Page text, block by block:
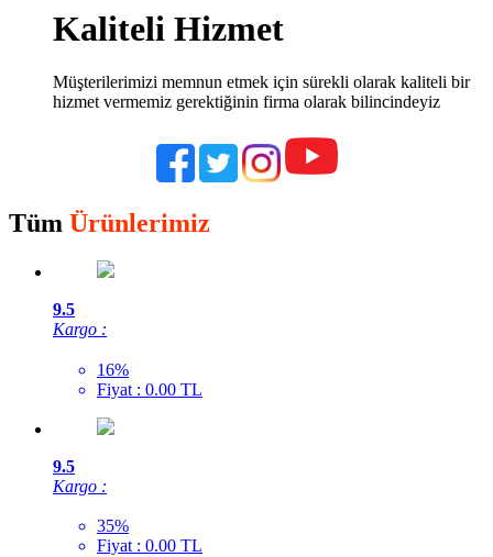
Kaliteli Hizmet
Müşterilerimizi memnun etmek için sürekli olarak kaliteli bir
hizmet vermemiz gerektiğinin firma olarak bilincindeyiz
Tüm Ürünlerimiz
9.5
Kargo :
16%
Fiyat : 0.00 TL
9.5
Kargo :
35%
Fiyat : 0.00 TL